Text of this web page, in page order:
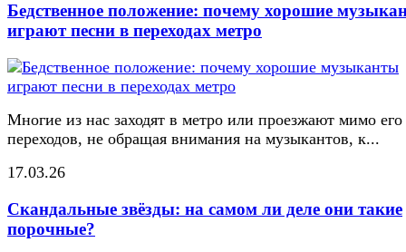
Бедственное положение: почему хорошие
играют песни в переходах метро
Многие из нас заходят в метро или проезжают мимо его
переходов, не обращая внимания на музыкантов, к...
17.03.26
Скандальные звёзды: на самом ли деле они такие
порочные?